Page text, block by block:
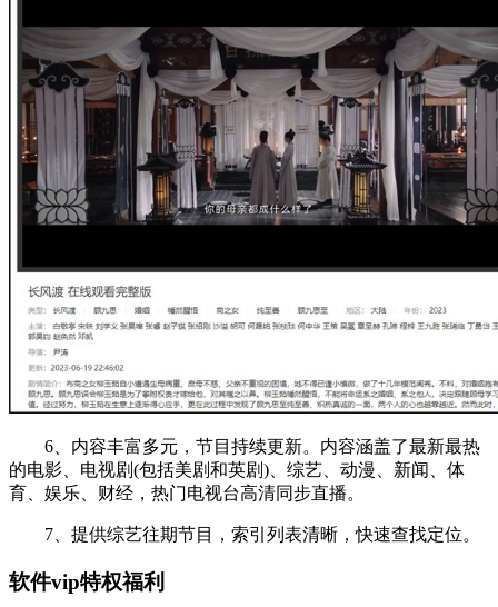
6、内容丰富多元，节目持续更新。内容涵盖了最新最热
的电影、电视剧(包括美剧和英剧)、综艺、动漫、新闻、体
育、娱乐、财经，热门电视台高清同步直播。
7、提供综艺往期节目，索引列表清晰，快速查找定位。
软件vip特权福利